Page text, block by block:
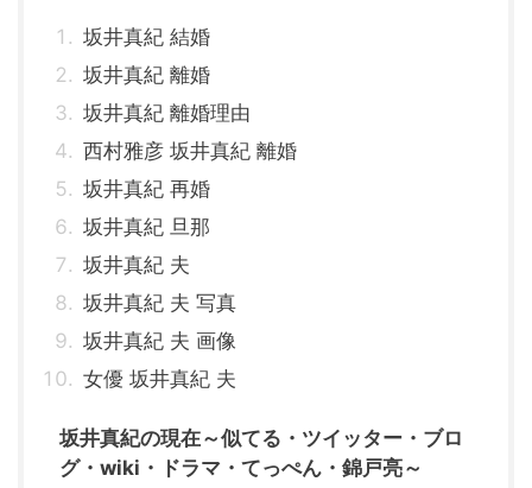
坂井真紀 結婚
坂井真紀 離婚
坂井真紀 離婚理由
西村雅彦 坂井真紀 離婚
坂井真紀 再婚
坂井真紀 旦那
坂井真紀 夫
坂井真紀 夫 写真
坂井真紀 夫 画像
女優 坂井真紀 夫
坂井真紀の現在～似てる・ツイッター・ブロ
グ・wiki・ドラマ・てっぺん・錦戸亮～